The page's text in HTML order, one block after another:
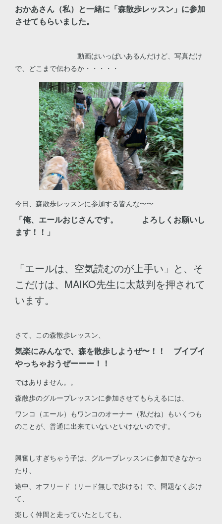
おかあさん（私）と一緒に「森散歩レッスン」に参加
させてもらいました。
動画はいっぱいあるんだけど、写真だけ
で、どこまで伝わるか・・・・・
今日、森散歩レッスンに参加する皆んな〜〜
「俺、エールおじさんです。 よろしくお願いし
ます！！」
「エールは、空気読むのが上手い」と、そ
こだけは、MAIKO先生に太鼓判を押されて
います。
さて、この森散歩レッスン、
気楽にみんなで、森を散歩しようぜ〜！！ ブイブイ
やっちゃおうぜーーー！！
ではありません。。
森散歩のグループレッスンに参加させてもらえるには、
ワンコ（エール）もワンコのオーナー（私だね）もいくつも
のことが、普通に出来ていないといけないのです。
興奮しすぎちゃう子は、グループレッスンに参加できなかっ
たり、
途中、オフリード（リード無しで歩ける）で、問題なく歩け
て、
楽しく仲間と走っていたとしても、